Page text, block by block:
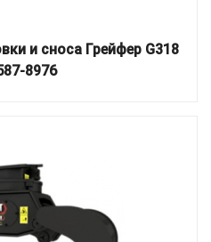
и сноса Грейфер G318
8976